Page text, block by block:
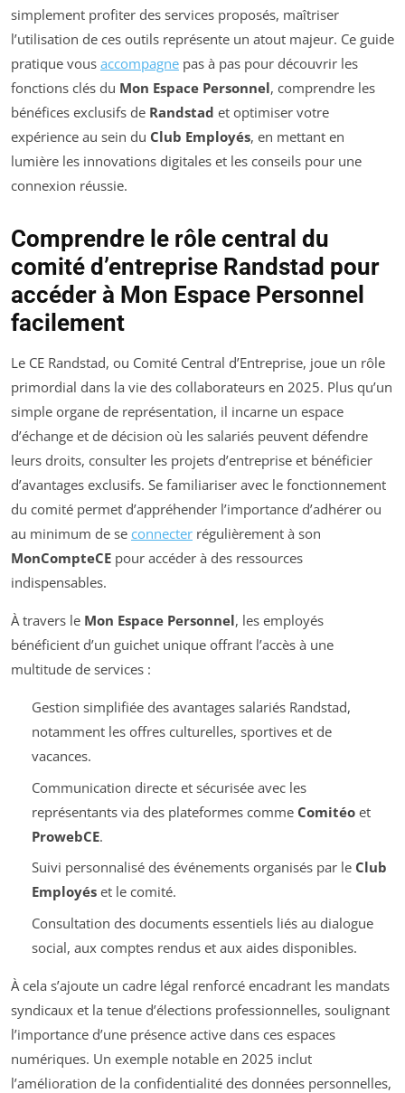
simplement profiter des services proposés, maîtriser
l’utilisation de ces outils représente un atout majeur. Ce guide
pratique vous accompagne pas à pas pour découvrir les
fonctions clés du Mon Espace Personnel, comprendre les
bénéfices exclusifs de Randstad et optimiser votre
expérience au sein du Club Employés, en mettant en
lumière les innovations digitales et les conseils pour une
connexion réussie.
Comprendre le rôle central du
comité d’entreprise Randstad pour
accéder à Mon Espace Personnel
facilement
Le CE Randstad, ou Comité Central d’Entreprise, joue un rôle
primordial dans la vie des collaborateurs en 2025. Plus qu’un
simple organe de représentation, il incarne un espace
d’échange et de décision où les salariés peuvent défendre
leurs droits, consulter les projets d’entreprise et bénéficier
d’avantages exclusifs. Se familiariser avec le fonctionnement
du comité permet d’appréhender l’importance d’adhérer ou
au minimum de se connecter régulièrement à son
MonCompteCE pour accéder à des ressources
indispensables.
À travers le Mon Espace Personnel, les employés
bénéficient d’un guichet unique offrant l’accès à une
multitude de services :
Gestion simplifiée des avantages salariés Randstad,
notamment les offres culturelles, sportives et de
vacances.
Communication directe et sécurisée avec les
représentants via des plateformes comme Comitéoet
ProwebCE.
Suivi personnalisé des événements organisés par le Club
Employéset le comité.
Consultation des documents essentiels liés au dialogue
social, aux comptes rendus et aux aides disponibles.
À cela s’ajoute un cadre légal renforcé encadrant les mandats
syndicaux et la tenue d’élections professionnelles, soulignant
l’importance d’une présence active dans ces espaces
numériques. Un exemple notable en 2025 inclut
l’amélioration de la confidentialité des données personnelles,